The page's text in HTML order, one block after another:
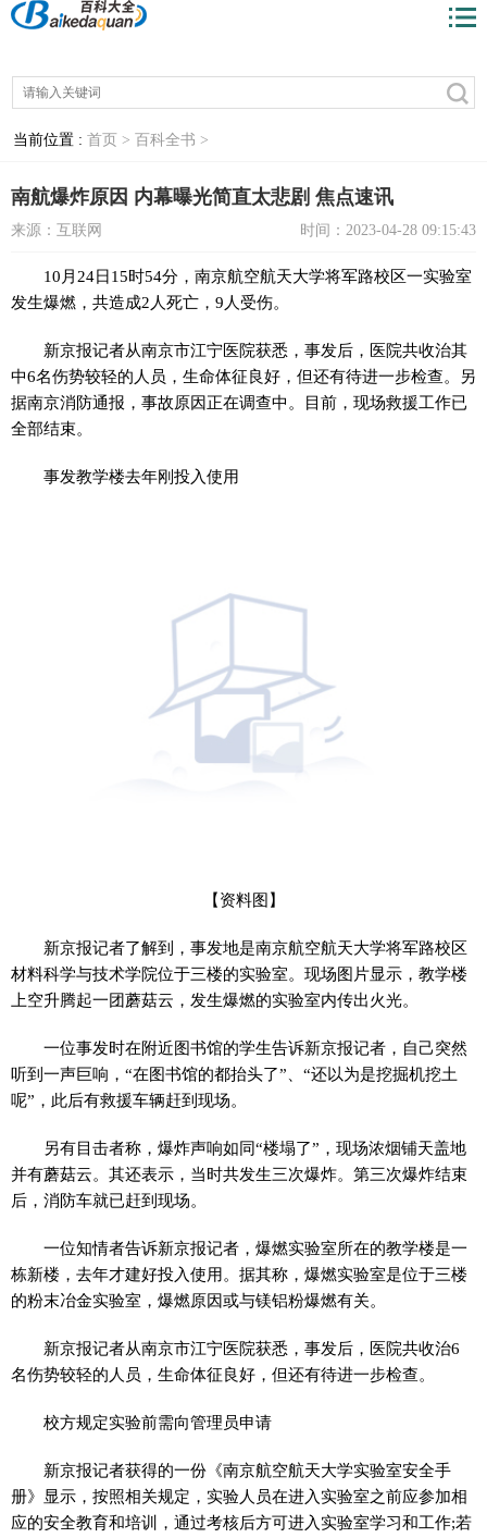
当前位置 : 首页 > 百科全书 >
南航爆炸原因 内幕曝光简直太悲剧 焦点速讯
来源：互联网 时间：2023-04-28 09:15:43
10月24日15时54分，南京航空航天大学将军路校区一实验室
发生爆燃，共造成2人死亡，9人受伤。
新京报记者从南京市江宁医院获悉，事发后，医院共收治其
中6名伤势较轻的人员，生命体征良好，但还有待进一步检查。另
据南京消防通报，事故原因正在调查中。目前，现场救援工作已
全部结束。
事发教学楼去年刚投入使用
【资料图】
新京报记者了解到，事发地是南京航空航天大学将军路校区
材料科学与技术学院位于三楼的实验室。现场图片显示，教学楼
上空升腾起一团蘑菇云，发生爆燃的实验室内传出火光。
一位事发时在附近图书馆的学生告诉新京报记者，自己突然
听到一声巨响，“在图书馆的都抬头了”、“还以为是挖掘机挖土
呢”，此后有救援车辆赶到现场。
另有目击者称，爆炸声响如同“楼塌了”，现场浓烟铺天盖地
并有蘑菇云。其还表示，当时共发生三次爆炸。第三次爆炸结束
后，消防车就已赶到现场。
一位知情者告诉新京报记者，爆燃实验室所在的教学楼是一
栋新楼，去年才建好投入使用。据其称，爆燃实验室是位于三楼
的粉末冶金实验室，爆燃原因或与镁铝粉爆燃有关。
新京报记者从南京市江宁医院获悉，事发后，医院共收治6
名伤势较轻的人员，生命体征良好，但还有待进一步检查。
校方规定实验前需向管理员申请
新京报记者获得的一份《南京航空航天大学实验室安全手
册》显示，按照相关规定，实验人员在进入实验室之前应参加相
应的安全教育和培训，通过考核后方可进入实验室学习和工作;若